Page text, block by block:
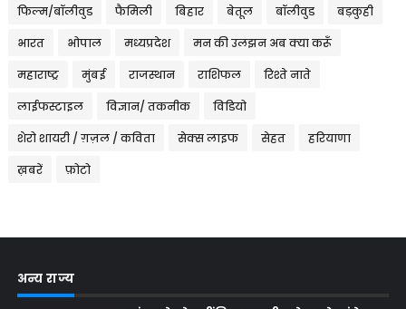
फिल्म/बॉलीवुड फैमिली बिहार बेतूल बॉलीवुड बड़कुही
भारत भोपाल मध्यप्रदेश मन की उलझन अब क्या करूँ
महाराष्ट्र मुंबई राजस्थान राशिफल रिश्ते नाते
लाईफस्टाइल विज्ञान/ तकनीक विडियो
शेरो शायरी / ग़ज़ल / कविता सेक्स लाइफ सेहत हरियाणा
ख़बरें फ़ोटो
अन्य राज्य